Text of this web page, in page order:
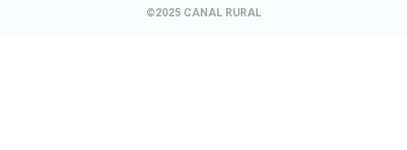
©2025 CANAL RURAL